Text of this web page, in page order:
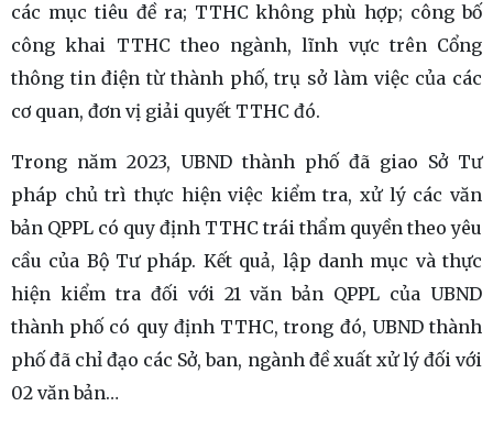
các mục tiêu đề ra; TTHC không phù hợp; công bố
công khai TTHC theo ngành, lĩnh vực trên Cổng
thông tin điện từ thành phố, trụ sở làm việc của các
cơ quan, đơn vị giải quyết TTHC đó.
Trong năm 2023, UBND thành phố đã giao Sở Tư
pháp chủ trì thực hiện việc kiểm tra, xử lý các văn
bản QPPL có quy định TTHC trái thẩm quyền theo yêu
cầu của Bộ Tư pháp. Kết quả, lập danh mục và thực
hiện kiểm tra đối với 21 văn bản QPPL của UBND
thành phố có quy định TTHC, trong đó, UBND thành
phố đã chỉ đạo các Sở, ban, ngành đề xuất xử lý đối với
02 văn bản…